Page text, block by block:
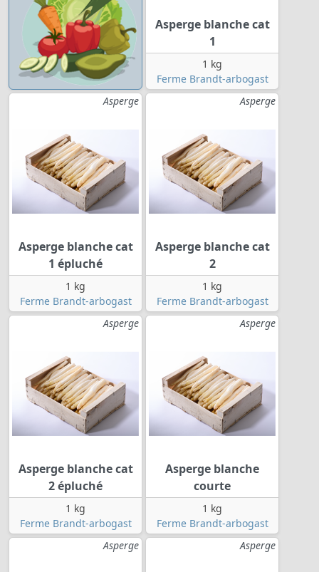
Asperge blanche cat
1
1 kg
Ferme Brandt-arbogast
Asperge
Asperge blanche cat
1 épluché
1 kg
Ferme Brandt-arbogast
Asperge
Asperge blanche cat
2
1 kg
Ferme Brandt-arbogast
Asperge
Asperge blanche cat
2 épluché
1 kg
Ferme Brandt-arbogast
Asperge
Asperge blanche
courte
1 kg
Ferme Brandt-arbogast
Asperge
Asperge